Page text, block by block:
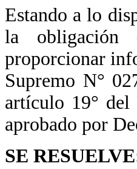
Estando a lo
la obligación
proporcionar
Supremo N°
artículo 19° del
aprobado por
SE